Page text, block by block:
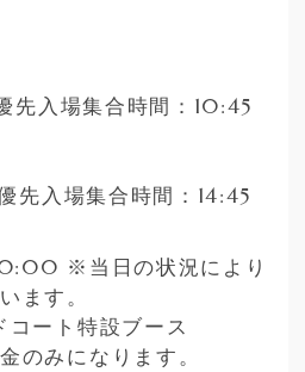
先入場集合時間：10:45
先入場集合時間：14:45
※当日の状況により
ます。
コート特設ブース
のみになります。